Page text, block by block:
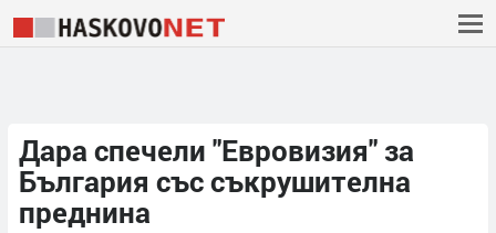
Дара спечели "Евровизия" за
България със съкрушителна
преднина